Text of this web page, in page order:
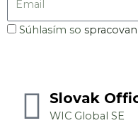
Súhlas
údajov
Súhlasím so
Slovak
WIC Global SE